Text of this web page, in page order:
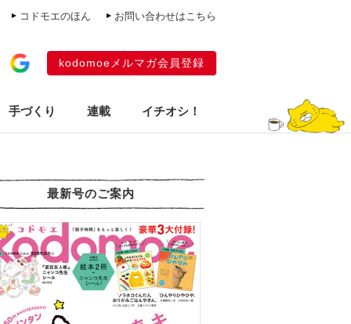
コドモエのほん お問い合わせはこちら
kodomoeメルマガ会員登録
手づくり 連載 イチオシ！
最新号のご案内